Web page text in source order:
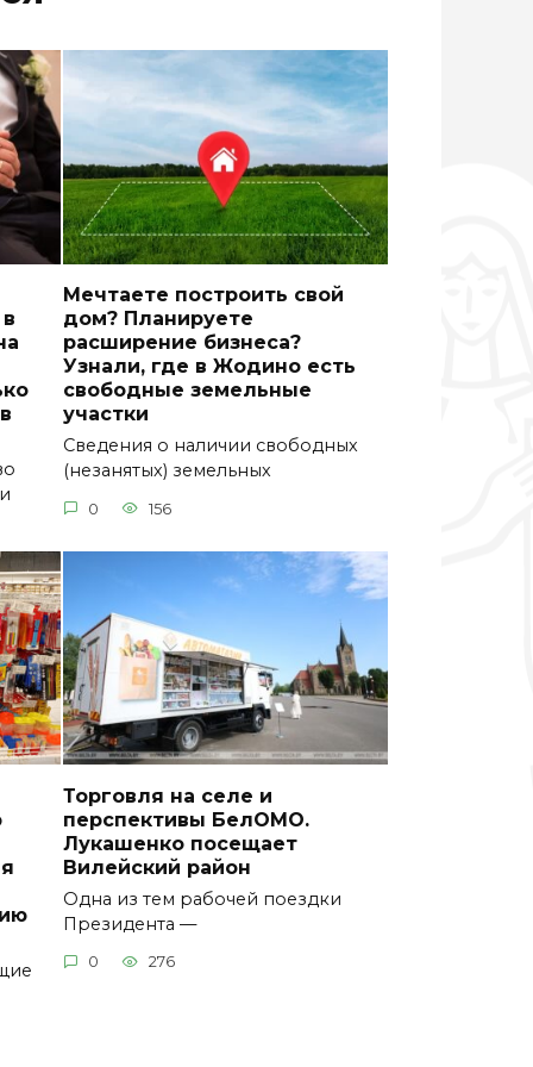
Мечтаете построить свой
дом? Планируете
расширение бизнеса?
Узнали, где в Жодино есть
свободные земельные
участки
Сведения о наличии свободных
(незанятых) земельных
0 156
Торговля на селе и
перспективы БелОМО.
Лукашенко посещает
Вилейский район
Одна из тем рабочей поездки
Президента —
0 276